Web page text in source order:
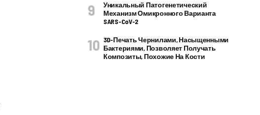
Уникальный Патогенетический
Механизм Омикронного Варианта
SARS-CoV-2
3D-Печать Чернилами, Насыщенными
Бактериями, Позволяет Получать
Композиты, Похожие На Кости